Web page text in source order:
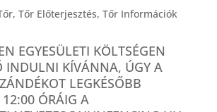
, Tőr Előterjesztés, Tőr Információk
EGYESÜLETI KÖLTSÉGEN
INDULNI KÍVÁNNA, ÚGY A
LEGKÉSŐBB
ÓRÁIG A